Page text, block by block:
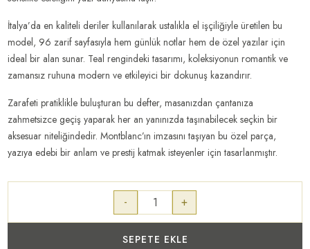
İtalya’da en kaliteli deriler kullanılarak ustalıkla el işçiliğiyle üretilen bu
model, 96 zarif sayfasıyla hem günlük notlar hem de özel yazılar için
ideal bir alan sunar. Teal rengindeki tasarımı, koleksiyonun romantik ve
zamansız ruhuna modern ve etkileyici bir dokunuş kazandırır.
Zarafeti pratiklikle buluşturan bu defter, masanızdan çantanıza
zahmetsizce geçiş yaparak her an yanınızda taşınabilecek seçkin bir
aksesuar niteliğindedir. Montblanc’ın imzasını taşıyan bu özel parça,
yazıya edebi bir anlam ve prestij katmak isteyenler için tasarlanmıştır.
- +
SEPETE EKLE